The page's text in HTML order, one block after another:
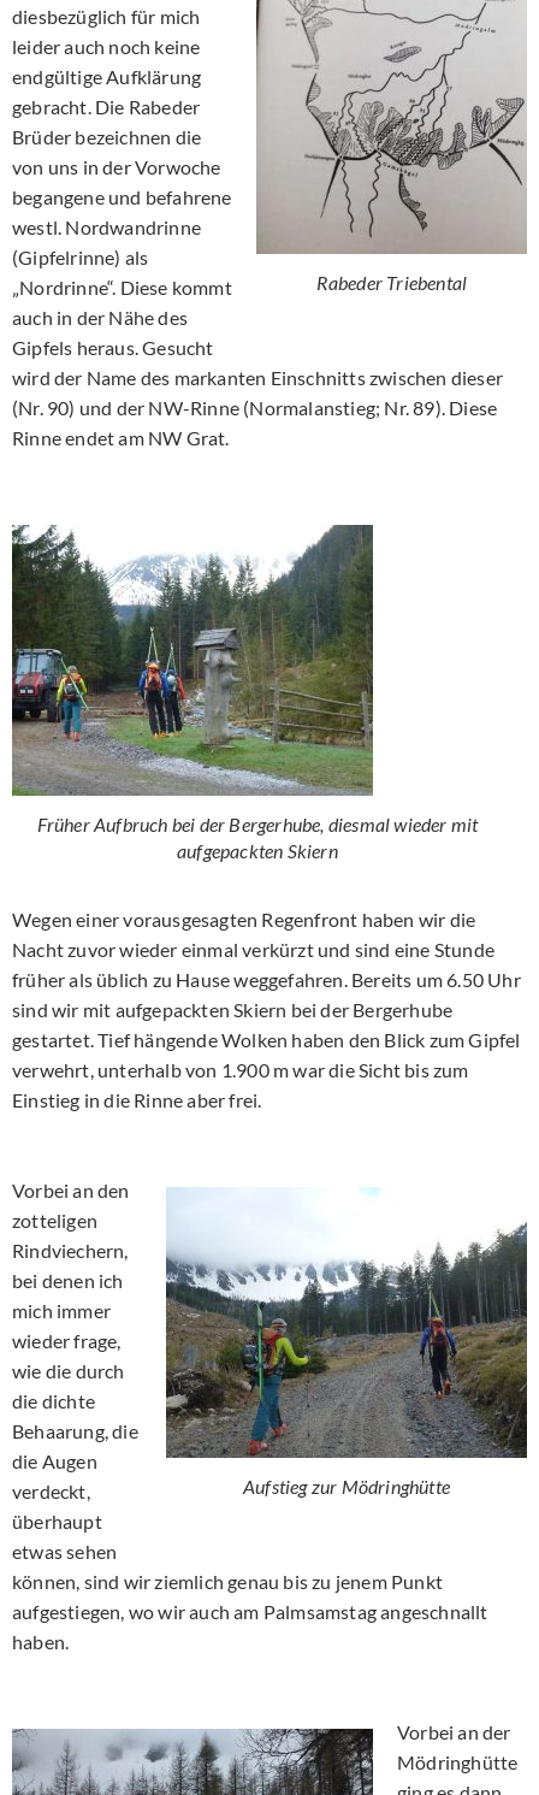
Rabeder Triebental
diesbezüglich für mich
leider auch noch keine
endgültige Aufklärung
gebracht. Die Rabeder
Brüder bezeichnen die
von uns in der Vorwoche
begangene und befahrene
westl. Nordwandrinne
(Gipfelrinne) als
„Nordrinne“. Diese kommt
auch in der Nähe des
Gipfels heraus. Gesucht
wird der Name des markanten Einschnitts zwischen dieser
(Nr. 90) und der NW-Rinne (Normalanstieg; Nr. 89). Diese
Rinne endet am NW Grat.
Früher Aufbruch bei der Bergerhube, diesmal wieder mit
aufgepackten Skiern
Wegen einer vorausgesagten Regenfront haben wir die
Nacht zuvor wieder einmal verkürzt und sind eine Stunde
früher als üblich zu Hause weggefahren. Bereits um 6.50 Uhr
sind wir mit aufgepackten Skiern bei der Bergerhube
gestartet. Tief hängende Wolken haben den Blick zum Gipfel
verwehrt, unterhalb von 1.900 m war die Sicht bis zum
Einstieg in die Rinne aber frei.
Aufstieg zur Mödringhütte
Vorbei an den
zotteligen
Rindviechern,
bei denen ich
mich immer
wieder frage,
wie die durch
die dichte
Behaarung, die
die Augen
verdeckt,
überhaupt
etwas sehen
können, sind wir ziemlich genau bis zu jenem Punkt
aufgestiegen, wo wir auch am Palmsamstag angeschnallt
haben.
Vorbei an der
Mödringhütte